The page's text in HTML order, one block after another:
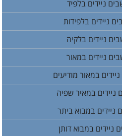
ניידים בלפיד
ניידים בלפידות
ניידים בלקיה
ניידים במאור
במאור מודיעים
ניידים במאיר שפיה
ניידים במבוא ביתר
ניידים במבוא דותן